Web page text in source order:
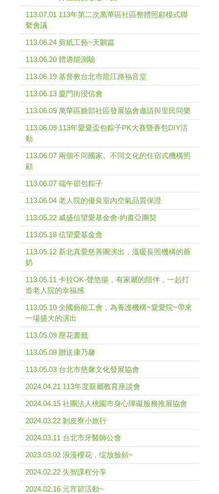
113.07.01 113年第二次萬華區社區整體照顧模式聯
繫會議
113.06.24 剪紙工藝~天鵝篇
113.06.20 體適能測驗
113.06.19 基督教台北市龍江路福音堂
113.06.13 廈門街浸信會
113.06.09 萬華區糖部社區發展協會邀請與里民同樂
113.06.09 113年愛愛盃包粽子PK大賽暨香包DIY活
動
113.06.07 兩個不同國家、不同文化的住宿式機構照
顧
113.06.07 端午節包粽子
113.06.04 老人院的優良室內空氣品質保證
113.05.22 威盛信望愛基金會-約書亞團契
113.05.18 信望愛基金會
113.05.12 新北真愛慈善團演出，溫暖長照機構的爺
奶
113.05.11 卡拉OK-聲悠揚，有家屬的陪伴，一起打
造老人院的幸福感
113.05.10 全國藝能工會，為養護機構~愛愛院~帶來
一場盛大的演出
113.05.09 壓花書籤
113.05.08 贈送康乃馨
113.05.03 台北市慈馨文化發展協會
2024.04.21 113年度親屬教育座談會
2024.04.15 社團法人桃園市身心障礙服務推展協會
2024.03.22 剝皮寮小旅行
2024.03.11 台北市牙醫師公會
2023.03.02 浪漫櫻花，绽放臉頰~
2024.02.22 失智課程分享
2024.02.16 元宵節活動~